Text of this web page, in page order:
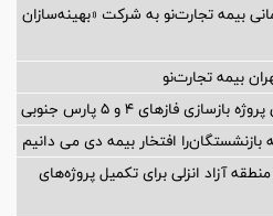
میلیارد تومانی بیمه تجارت‌نو به شرکت «بهینه‌سازان
بیمه تجارت‌نو
فازهای ۴ و ۵ پارس جنوبی
افتخار بیمه دی می دانیم
آزاد انزلی برای تكمیل پروژه‌های